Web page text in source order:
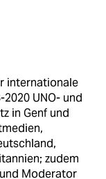
internationale
UNO- und
in Genf und
zudem
Moderator